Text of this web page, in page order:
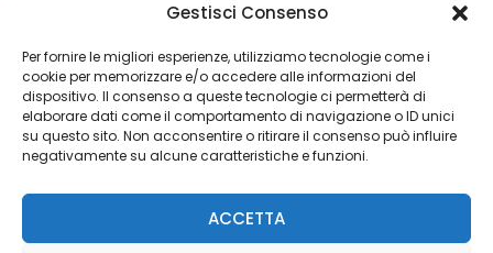
Gestisci Consenso
Per fornire le migliori esperienze, utilizziamo tecnologie come i
cookie per memorizzare e/o accedere alle informazioni del
dispositivo. Il consenso a queste tecnologie ci permetterà di
elaborare dati come il comportamento di navigazione o ID unici
su questo sito. Non acconsentire o ritirare il consenso può influire
negativamente su alcune caratteristiche e funzioni.
ACCETTA
Cookie Policy
Risorse Aggiuntive